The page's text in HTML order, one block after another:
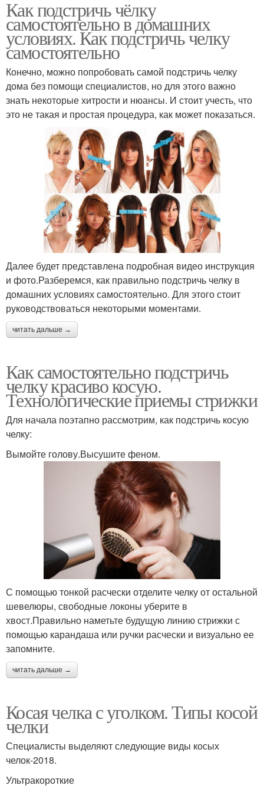
Как подстричь чёлку
самостоятельно в домашних
условиях. Как подстричь челку
самостоятельно
Конечно, можно попробовать самой подстричь челку
дома без помощи специалистов, но для этого важно
знать некоторые хитрости и нюансы. И стоит учесть, что
это не такая и простая процедура, как может показаться.
Далее будет представлена подробная видео инструкция
и фото.Разберемся, как правильно подстричь челку в
домашних условиях самостоятельно. Для этого стоит
руководствоваться некоторыми моментами.
читать дальше →
Как самостоятельно подстричь
челку красиво косую.
Технологические приемы стрижки
Для начала поэтапно рассмотрим, как подстричь косую
челку:
Вымойте голову.Высушите феном.
С помощью тонкой расчески отделите челку от остальной
шевелюры, свободные локоны уберите в
хвост.Правильно наметьте будущую линию стрижки с
помощью карандаша или ручки расчески и визуально ее
запомните.
читать дальше →
Косая челка с уголком. Типы косой
челки
Специалисты выделяют следующие виды косых
челок-2018.
Ультракороткие